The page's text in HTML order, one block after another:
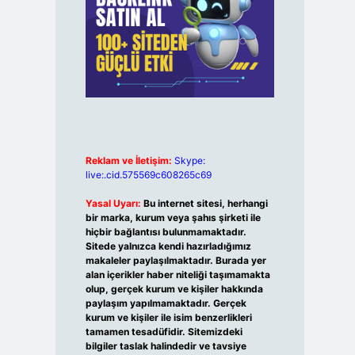
Reklam ve İletişim: Skype:
live:.cid.575569c608265c69
Yasal Uyarı: Bu internet sitesi, herhangi
bir marka, kurum veya şahıs şirketi ile
hiçbir bağlantısı bulunmamaktadır.
Sitede yalnızca kendi hazırladığımız
makaleler paylaşılmaktadır. Burada yer
alan içerikler haber niteliği taşımamakta
olup, gerçek kurum ve kişiler hakkında
paylaşım yapılmamaktadır. Gerçek
kurum ve kişiler ile isim benzerlikleri
tamamen tesadüfidir. Sitemizdeki
bilgiler taslak halindedir ve tavsiye